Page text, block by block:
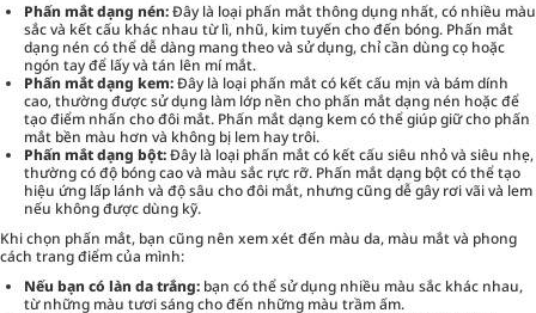
Phấn mắt dạng nén:Đây là loại phấn mắt thông dụng nhất, có nhiều màu
sắc và kết cấu khác nhau từ lì, nhũ, kim tuyến cho đến bóng. Phấn mắt
dạng nén có thể dễ dàng mang theo và sử dụng, chỉ cần dùng cọ hoặc
ngón tay để lấy và tán lên mí mắt.
Phấn mắt dạng kem:Đây là loại phấn mắt có kết cấu mịn và bám dính
cao, thường được sử dụng làm lớp nền cho phấn mắt dạng nén hoặc để
tạo điểm nhấn cho đôi mắt. Phấn mắt dạng kem có thể giúp giữ cho phấn
mắt bền màu hơn và không bị lem hay trôi.
Phấn mắt dạng bột:Đây là loại phấn mắt có kết cấu siêu nhỏ và siêu nhẹ,
thường có độ bóng cao và màu sắc rực rỡ. Phấn mắt dạng bột có thể tạo
hiệu ứng lấp lánh và độ sâu cho đôi mắt, nhưng cũng dễ gây rơi vãi và lem
nếu không được dùng kỹ.
Khi chọn phấn mắt, bạn cũng nên xem xét đến màu da, màu mắt và phong
cách trang điểmcủa mình:
Nếu bạn có làn da trắng: bạn có thể sử dụng nhiều màu sắc khác nhau,
từ những màu tươi sáng cho đến những màu trầm ấm.